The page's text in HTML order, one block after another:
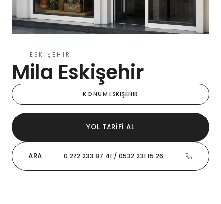
ESKIŞEHIR
Mila Eskişehir
KONUM·ESKIŞEHIR
YOL TARIFI AL
ARA 0 222 233 87 41 / 0532 231 15 26